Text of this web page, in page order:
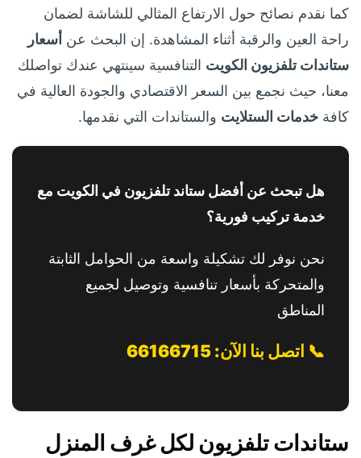
كما نقدم نصائح حول الارتفاع المثالي للشاشة لضمان
راحة العين والرقبة أثناء المشاهدة. إن البحث عن أسعار
ستاندات تلفزيون الكويت التنافسية سينتهي عندك تواصلك
معنا، حيث نجمع بين السعر الاقتصادي والجودة العالية في
كافة خدمات الستلايت والستاندات التي نقدمها.
هل تبحث عن أفضل ستاند تلفزيون في الكويت مع
خدمة تركيب فورية؟
نحن نوفر لك تشكيلة واسعة من الحوامل الثابتة
والمتحركة بأسعار تنافسية وتوصيل لجميع
المناطق
📞 اتصل بنا الآن: 66166715
ستاندات تلفزيون لكل غرف المنزل